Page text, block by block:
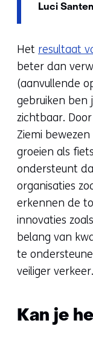
Luci
Het resultaat
beter dan
(aanvullende
gebruiken ben
zichtbaar.
Ziemi
groeien als
ondersteunt
organisaties
erkennen de
innovaties
belang van
te
veiliger verkeer.
Kan je